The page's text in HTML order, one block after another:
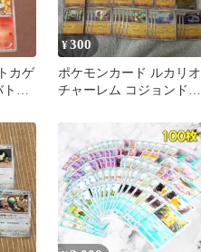
カゲ
トル
¥300
ポケモンカード ルカリオ
チャーレム コジョンド